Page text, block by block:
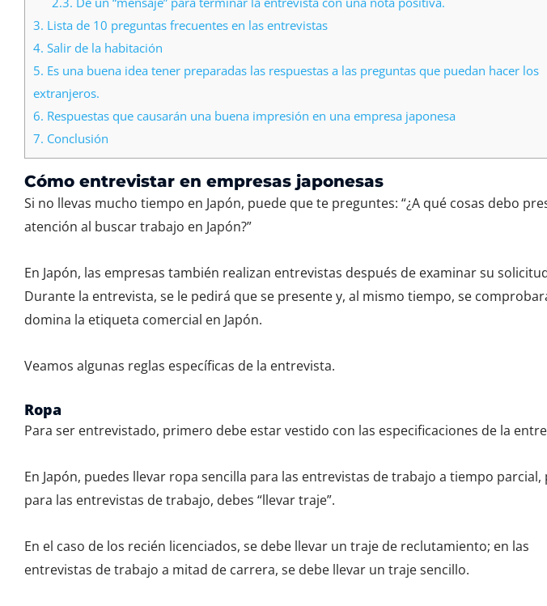
3. Lista de 10 preguntas frecuentes en las entrevistas
4. Salir de la habitación
5. Es una buena idea tener preparadas las respuestas a las preguntas que puedan hacer los
extranjeros.
6. Respuestas que causarán una buena impresión en una empresa japonesa
7. Conclusión
Cómo entrevistar en empresas japonesas
Si no llevas mucho tiempo en Japón, puede que te preguntes: “¿A qué cosas debo
atención al buscar trabajo en Japón?”
En Japón, las empresas también realizan entrevistas después de examinar su
Durante la entrevista, se le pedirá que se presente y, al mismo tiempo, se
domina la etiqueta comercial en Japón.
Veamos algunas reglas específicas de la entrevista.
Ropa
Para ser entrevistado, primero debe estar vestido con las especificaciones de la
En Japón, puedes llevar ropa sencilla para las entrevistas de trabajo a tiempo parcial,
para las entrevistas de trabajo, debes “llevar traje”.
En el caso de los recién licenciados, se debe llevar un traje de reclutamiento; en las
entrevistas de trabajo a mitad de carrera, se debe llevar un traje sencillo.